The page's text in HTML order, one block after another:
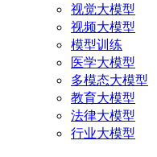
视觉大模型
视频大模型
模型训练
医学大模型
多模态大模型
教育大模型
法律大模型
行业大模型